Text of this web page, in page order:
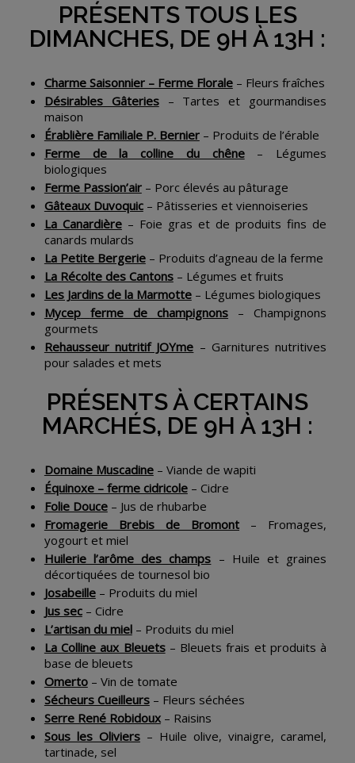
PRÉSENTS TOUS LES
DIMANCHES, DE 9H À 13H :
Charme Saisonnier – Ferme Florale– Fleurs fraîches
Désirables Gâteries– Tartes et gourmandises
maison
Érablière Familiale P. Bernier– Produits de l’érable
Ferme de la colline du chêne– Légumes
biologiques
Ferme Passion’air– Porc élevés au pâturage
Gâteaux Duvoquic– Pâtisseries et viennoiseries
La Canardière– Foie gras et de produits fins de
canards mulards
La Petite Bergerie– Produits d’agneau de la ferme
La Récolte des Cantons– Légumes et fruits
Les Jardins de la Marmotte– Légumes biologiques
Mycep ferme de champignons – Champignons
gourmets
Rehausseur nutritif JOYme – Garnitures nutritives
pour salades et mets
PRÉSENTS À CERTAINS
MARCHÉS, DE 9H À 13H :
Domaine Muscadine – Viande de wapiti
Équinoxe – ferme cidricole– Cidre
Folie Douce– Jus de rhubarbe
Fromagerie Brebis de Bromont
– Fromages,
yogourt et miel
Huilerie l’arôme des champs – Huile et graines
décortiquées de tournesol bio
Josabeille– Produits du miel
Jus sec– Cidre
L’artisan du miel– Produits du miel
La Colline aux Bleuets– Bleuets frais et produits à
base de bleuets
Omerto– Vin de tomate
Sécheurs Cueilleurs– Fleurs séchées
Serre René Robidoux– Raisins
Sous les Oliviers– Huile olive, vinaigre, caramel,
tartinade, sel